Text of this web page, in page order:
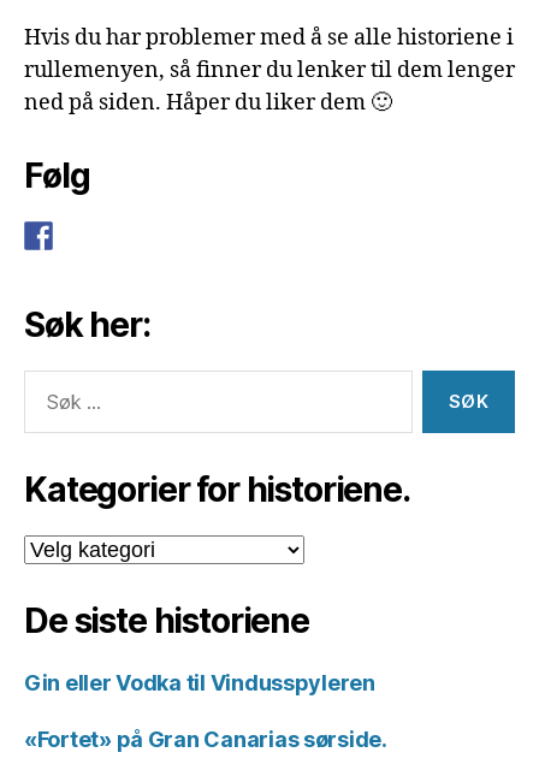
Hvis du har problemer med å se alle historiene i
rullemenyen, så finner du lenker til dem lenger
ned på siden. Håper du liker dem 🙂
Følg
Søk her:
etter:
Kategorier for historiene.
Kategorier
for
De siste historiene
Gin eller Vodka til Vindusspyleren
«Fortet» på Gran Canarias sørside.